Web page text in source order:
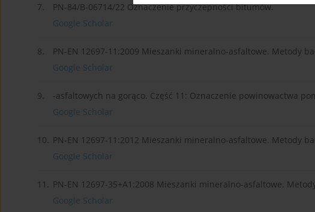
7.
PN-84/B-06714/22 Oznaczenie przyczepności bitumów.
Google Scholar
8.
PN-EN 12697-11:2009 Mieszanki mineralno-asfaltowe. Metody
Google Scholar
9.
-asfaltowych na gorąco. Część 11: Oznaczenie powinowactwa
Google Scholar
10. PN-EN 12697-11:2012 Mieszanki mineralno-asfaltowe. Metody
Google Scholar
11. PN-EN 12697-35+A1:2008 Mieszanki mineralno-asfaltowe.
Google Scholar